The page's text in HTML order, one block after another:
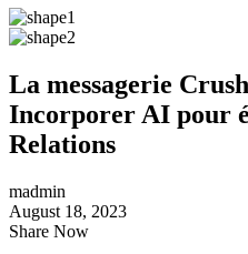
La messagerie
Incorporer AI pour
Relations
madmin
August 18, 2023
Share Now